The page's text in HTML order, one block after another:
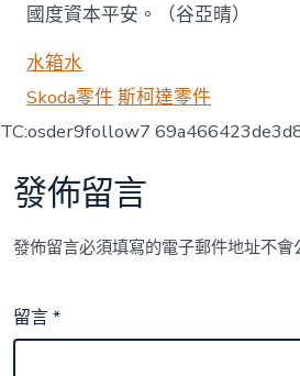
國度資本平安。（谷亞晴）
水箱水
Skoda零件 斯柯達零件
TC:osder9follow7
發佈留言
發佈留言必須填寫的電子郵件地址不會
留言*